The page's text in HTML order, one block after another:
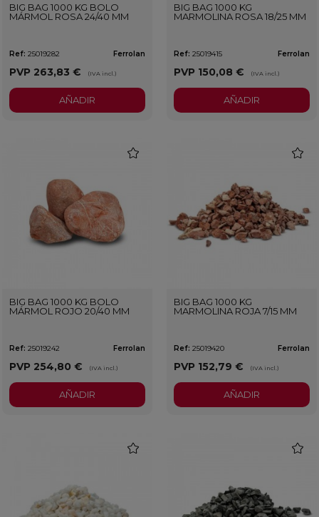
BIG BAG 1000 KG BOLO
MÁRMOL ROSA 24/40 MM
Ref: 25019282 Ferrolan
PVP 263,83 € (IVA incl.)
AÑADIR
BIG BAG 1000 KG
MARMOLINA ROSA 18/25 MM
Ref: 25019415 Ferrolan
PVP 150,08 € (IVA incl.)
AÑADIR
BIG BAG 1000 KG BOLO
MÁRMOL ROJO 20/40 MM
Ref: 25019242 Ferrolan
PVP 254,80 € (IVA incl.)
AÑADIR
BIG BAG 1000 KG
MARMOLINA ROJA 7/15 MM
Ref: 25019420 Ferrolan
PVP 152,79 € (IVA incl.)
AÑADIR